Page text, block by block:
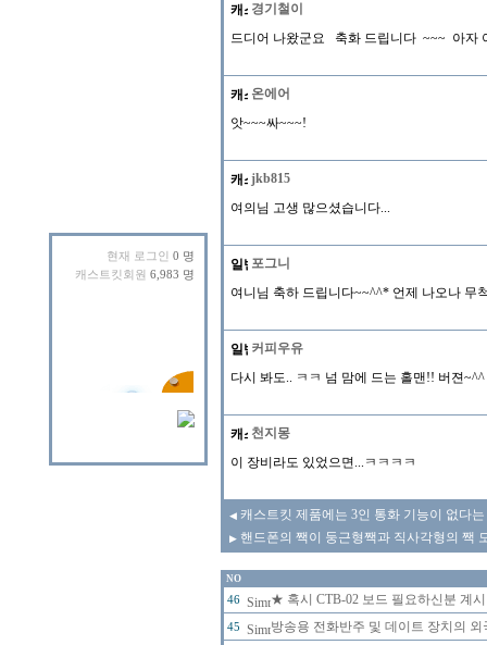
현재 로그인 0 명
캐스트킷회원 6,983 명
경기철이
드디어 나왔군요 축화 드립니다 ~~~ 아
온에어
앗~~~싸~~~!
jkb815
여의님 고생 많으셨습니다...
포그니
여니님 축하 드립니다~~^^* 언제 나오나 무
커피우유
다시 봐도.. ㅋㅋ 넘 맘에 드는 홀맨!! 버젼
천지몽
이 장비라도 있었으면...ㅋㅋㅋㅋ
◀ 캐스트킷 제품에는 3인 통화 기능이 없다
▶ 핸드폰의 짹이 둥근형짹과 직사각형의 짹
NO
46 ★ 혹시 CTB-02 보드 필요하신분 계
45 방송용 전화반주 및 데이트 장치의